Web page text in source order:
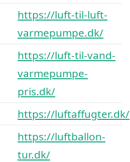
https://luft-til-luft-
varmepumpe.dk/
https://luft-til-vand-
varmepumpe-
pris.dk/
https://luftaffugter.dk/
https://luftballon-
tur.dk/